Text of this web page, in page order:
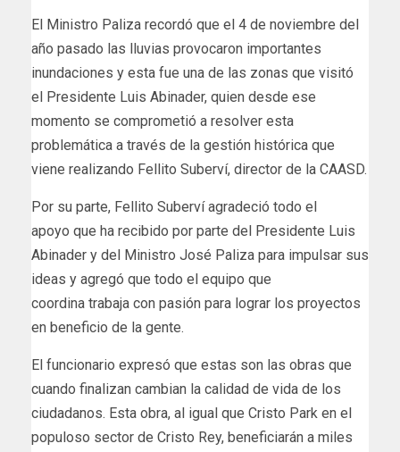
El Ministro Paliza recordó que el 4 de noviembre del
año pasado las lluvias provocaron importantes
inundaciones y esta fue una de las zonas que visitó
el Presidente Luis Abinader, quien desde ese
momento se comprometió a resolver esta
problemática a través de la gestión histórica que
viene realizando Fellito Suberví, director de la CAASD.
Por su parte, Fellito Suberví agradeció todo el
apoyo que ha recibido por parte del Presidente Luis
Abinader y del Ministro José Paliza para impulsar sus
ideas y agregó que todo el equipo que
coordina trabaja con pasión para lograr los proyectos
en beneficio de la gente.
El funcionario expresó que estas son las obras que
cuando finalizan cambian la calidad de vida de los
ciudadanos. Esta obra, al igual que Cristo Park en el
populoso sector de Cristo Rey, beneficiarán a miles